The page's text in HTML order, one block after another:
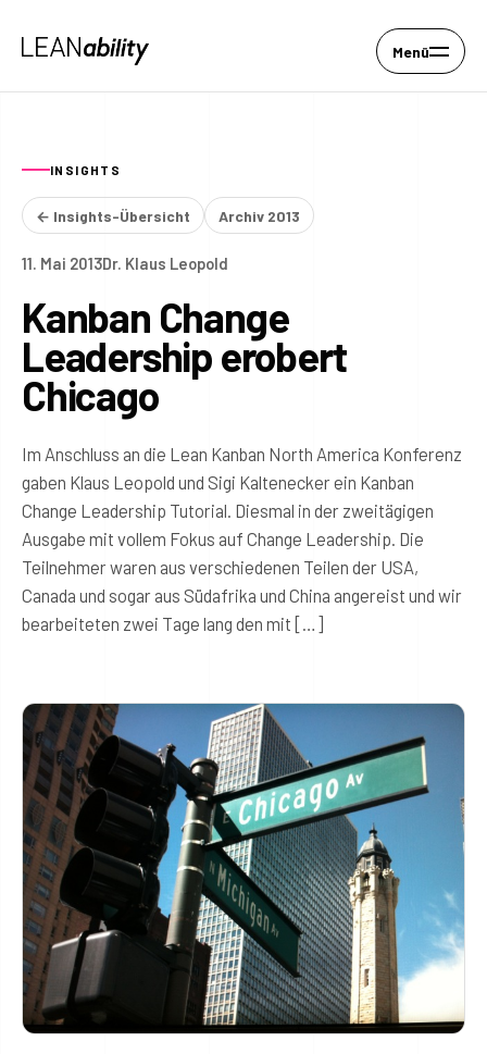
Menü
INSIGHTS
← Insights-Übersicht Archiv 2013
11. Mai 2013Dr. Klaus Leopold
Kanban Change
Leadership erobert
Chicago
Im Anschluss an die Lean Kanban North America Konferenz
gaben Klaus Leopold und Sigi Kaltenecker ein Kanban
Change Leadership Tutorial. Diesmal in der zweitägigen
Ausgabe mit vollem Fokus auf Change Leadership. Die
Teilnehmer waren aus verschiedenen Teilen der USA,
Canada und sogar aus Südafrika und China angereist und wir
bearbeiteten zwei Tage lang den mit […]